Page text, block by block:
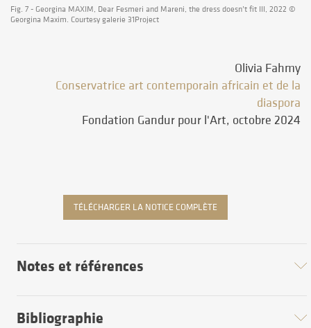
Fig. 7 - Georgina MAXIM, Dear Fesmeri and Mareni, the dress doesn’t fit III, 2022 ©
Georgina Maxim. Courtesy galerie 31Project
Olivia Fahmy
Conservatrice art contemporain africain et de la
diaspora
Fondation Gandur pour l'Art, octobre 2024
TÉLÉCHARGER LA NOTICE COMPLÈTE
Notes et références
Bibliographie